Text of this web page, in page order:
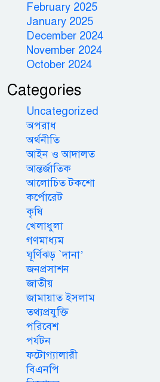
February 2025
January 2025
December 2024
November 2024
October 2024
Categories
Uncategorized
অপরাধ
অর্থনীতি
আইন ও আদালত
আন্তর্জাতিক
আলোচিত টকশো
কর্পোরেট
কৃষি
খেলাধুলা
গণমাধ্যম
ঘূর্ণিঝড় `দানা’
জনপ্রসাশন
জাতীয়
জামায়াত ইসলাম
তথ্যপ্রযুক্তি
পরিবেশ
পর্যটন
ফটোগ্যালারী
বিএনপি